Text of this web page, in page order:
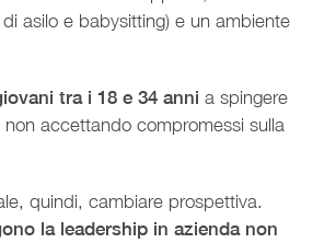
asilo e babysitting) e un ambiente
tra i 18 e 34 anni a spingere
accettando compromessi sulla
quindi, cambiare prospettiva.
la leadership in azienda non